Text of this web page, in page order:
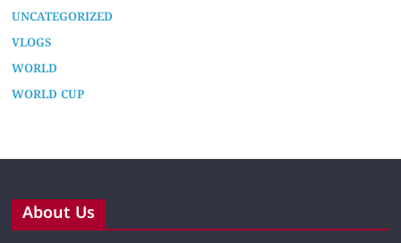
UNCATEGORIZED
VLOGS
WORLD
WORLD CUP
About Us